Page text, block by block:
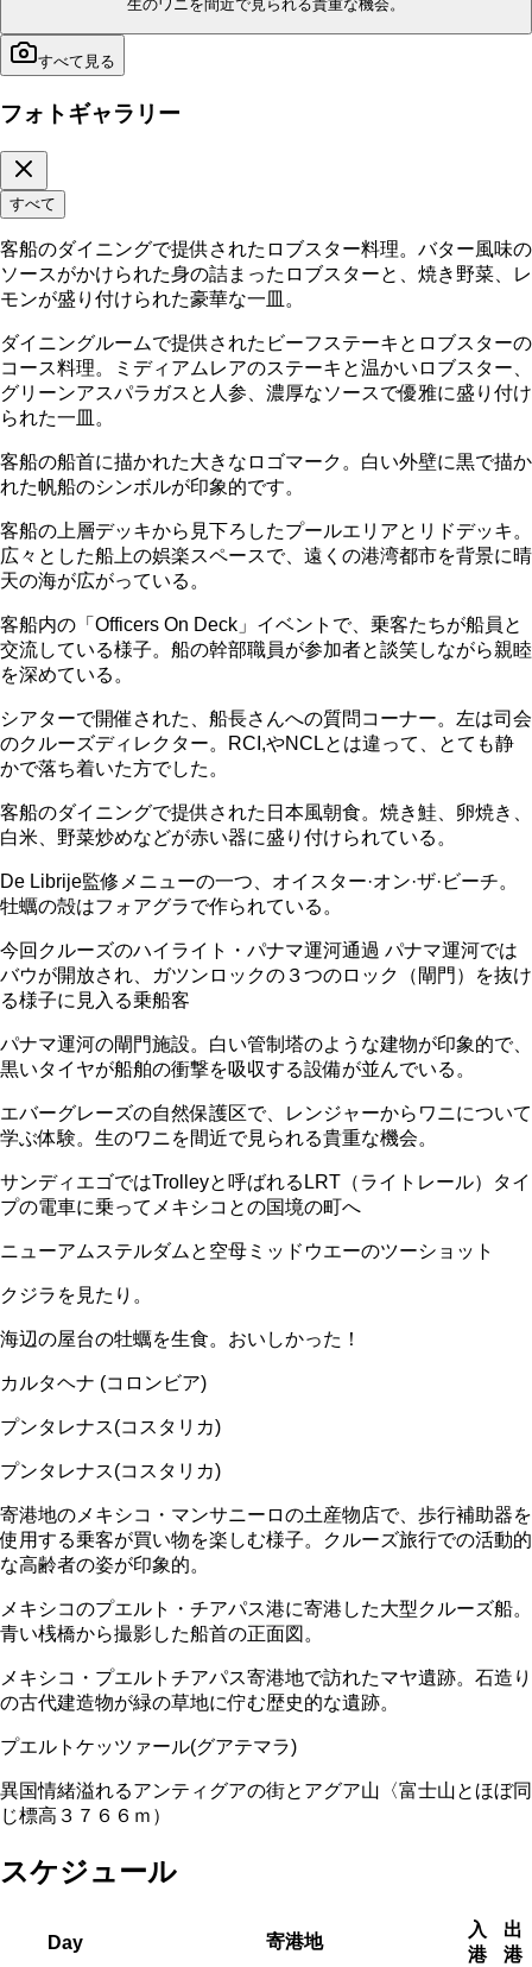
生のワニを間近で見られる貴重な機会。
すべて見る
フォトギャラリー
すべて
客船のダイニングで提供されたロブスター料理。バター風味の
ソースがかけられた身の詰まったロブスターと、焼き野菜、レ
モンが盛り付けられた豪華な一皿。
ダイニングルームで提供されたビーフステーキとロブスターの
コース料理。ミディアムレアのステーキと温かいロブスター、
グリーンアスパラガスと人参、濃厚なソースで優雅に盛り付け
られた一皿。
客船の船首に描かれた大きなロゴマーク。白い外壁に黒で描か
れた帆船のシンボルが印象的です。
客船の上層デッキから見下ろしたプールエリアとリドデッキ。
広々とした船上の娯楽スペースで、遠くの港湾都市を背景に晴
天の海が広がっている。
客船内の「Officers On Deck」イベントで、乗客たちが船員と
交流している様子。船の幹部職員が参加者と談笑しながら親睦
を深めている。
シアターで開催された、船長さんへの質問コーナー。左は司会
のクルーズディレクター。RCI,やNCLとは違って、とても静
かで落ち着いた方でした。
客船のダイニングで提供された日本風朝食。焼き鮭、卵焼き、
白米、野菜炒めなどが赤い器に盛り付けられている。
De Librije監修メニューの一つ、オイスター·オン·ザ·ビーチ。
牡蠣の殻はフォアグラで作られている。
今回クルーズのハイライト・パナマ運河通過 パナマ運河では
バウが開放され、ガツンロックの３つのロック（閘門）を抜け
る様子に見入る乗船客
パナマ運河の閘門施設。白い管制塔のような建物が印象的で、
黒いタイヤが船舶の衝撃を吸収する設備が並んでいる。
エバーグレーズの自然保護区で、レンジャーからワニについて
学ぶ体験。生のワニを間近で見られる貴重な機会。
サンディエゴではTrolleyと呼ばれるLRT（ライトレール）タイ
プの電車に乗ってメキシコとの国境の町へ
ニューアムステルダムと空母ミッドウエーのツーショット
クジラを見たり。
海辺の屋台の牡蠣を生食。おいしかった！
カルタヘナ (コロンビア)
プンタレナス(コスタリカ)
プンタレナス(コスタリカ)
寄港地のメキシコ・マンサニーロの土産物店で、歩行補助器を
使用する乗客が買い物を楽しむ様子。クルーズ旅行での活動的
な高齢者の姿が印象的。
メキシコのプエルト・チアパス港に寄港した大型クルーズ船。
青い桟橋から撮影した船首の正面図。
メキシコ・プエルトチアパス寄港地で訪れたマヤ遺跡。石造り
の古代建造物が緑の草地に佇む歴史的な遺跡。
プエルトケッツァール(グアテマラ)
異国情緒溢れるアンティグアの街とアグア山〈富士山とほぼ同
じ標高３７６６ｍ）
スケジュール
Day 寄港地
入
港
出
港